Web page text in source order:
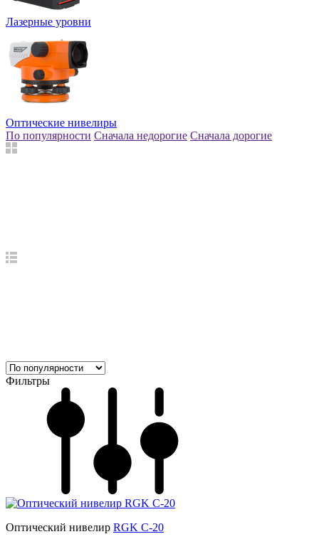
Лазерные уровни
Оптические нивелиры
По популярности Сначала недорогие Сначала дорогие
Фильтры
Оптический нивелир RGK C-20